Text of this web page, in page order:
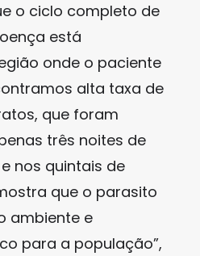
o ciclo completo de
está
onde o paciente
alta taxa de
que foram
três noites de
nos quintais de
que o parasito
ambiente e
para a população”,